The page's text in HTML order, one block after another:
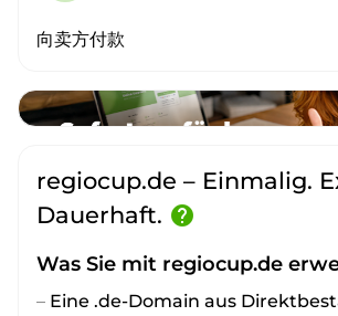
向卖方付款
regiocup.de – Einmalig.
Dauerhaft. help
Was Sie mit regiocup.de
– Eine .de-Domain aus